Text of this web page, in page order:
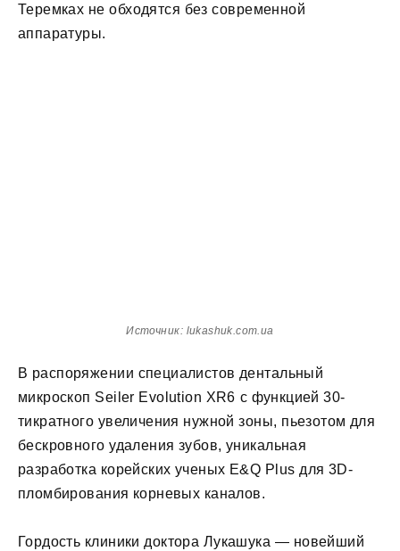
Теремках не обходятся без современной
аппаратуры.
Источник: lukashuk.com.ua
В распоряжении специалистов дентальный
микроскоп Seiler Evolution XR6 с функцией 30-
тикратного увеличения нужной зоны, пьезотом для
бескровного удаления зубов, уникальная
разработка корейских ученых E&Q Plus для 3D-
пломбирования корневых каналов.
Гордость клиники доктора Лукашука — новейший